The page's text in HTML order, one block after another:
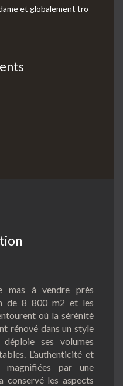
et globalement tro
mas à vendre près
de 8 800 m2 et les
où la sérénité
rénové dans un style
ses volumes
L’authenticité et
par une
conservé les aspects